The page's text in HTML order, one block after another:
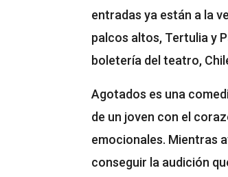
entradas ya están a la
palcos altos, Tertulia y
boletería del teatro,
Agotados es una
de un joven con el
emocionales. Mientras
conseguir la audición